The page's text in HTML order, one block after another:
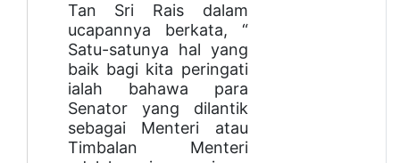
Tan Sri Rais dalam
ucapannya berkata, “
Satu-satunya hal yang
baik bagi kita peringati
ialah bahawa para
Senator yang dilantik
sebagai Menteri atau
Timbalan Menteri